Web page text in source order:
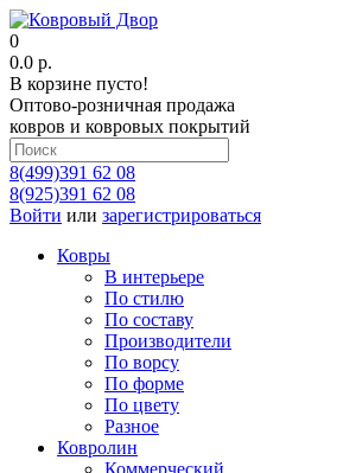
0
0.0 р.
В корзине пусто!
Оптово-розничная продажа
ковров и ковровых покрытий
8(499)391 62 08
8(925)391 62 08
Войти или зарегистрироваться
Ковры
В интерьере
По стилю
По составу
Производители
По ворсу
По форме
По цвету
Разное
Ковролин
Коммерческий